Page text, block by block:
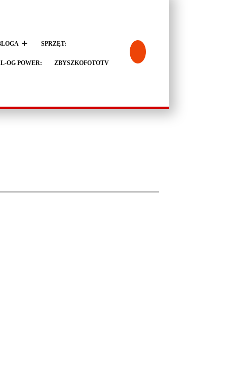
SPRZĘT:
OG POWER: ZBYSZKOFOTOTV